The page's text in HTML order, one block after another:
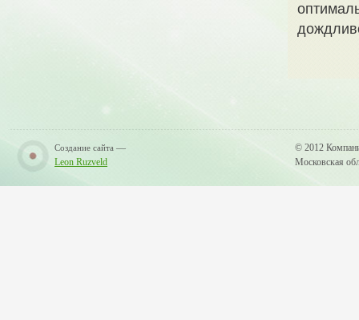
Создание сайта —
Leon Ruzveld
© 2012
Московская